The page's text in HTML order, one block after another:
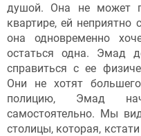
душой. Она не может
квартире, ей неприятно
она одновременно
остаться одна. Эмад
справиться с ее
Они не хотят
полицию, Эмад
самостоятельно. Мы
столицы, которая,